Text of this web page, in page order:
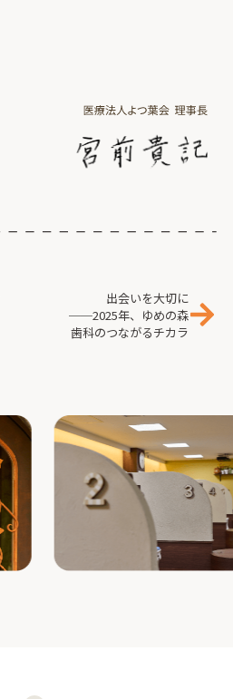
出会いを大切に
──2025年、ゆめの森
歯科のつながるチカラ